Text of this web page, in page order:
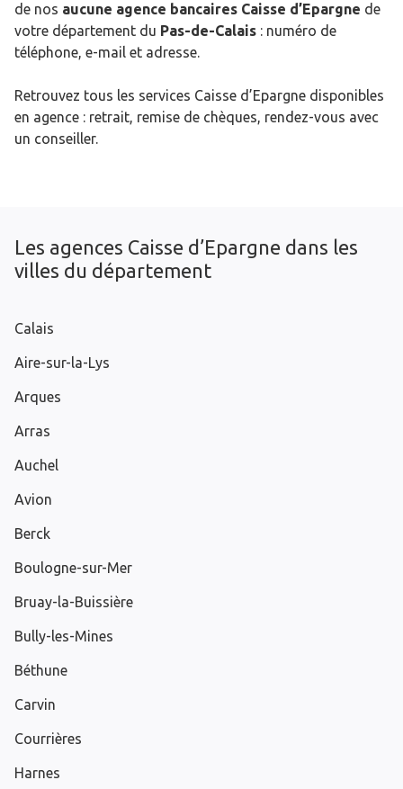
de nos aucune agence bancaires Caisse d’Epargne de
votre département du Pas-de-Calais : numéro de
téléphone, e-mail et adresse.
Retrouvez tous les services Caisse d’Epargne disponibles
en agence : retrait, remise de chèques, rendez-vous avec
un conseiller.
Les agences Caisse d’Epargne dans les
villes du département
Calais
Aire-sur-la-Lys
Arques
Arras
Auchel
Avion
Berck
Boulogne-sur-Mer
Bruay-la-Buissière
Bully-les-Mines
Béthune
Carvin
Courrières
Harnes